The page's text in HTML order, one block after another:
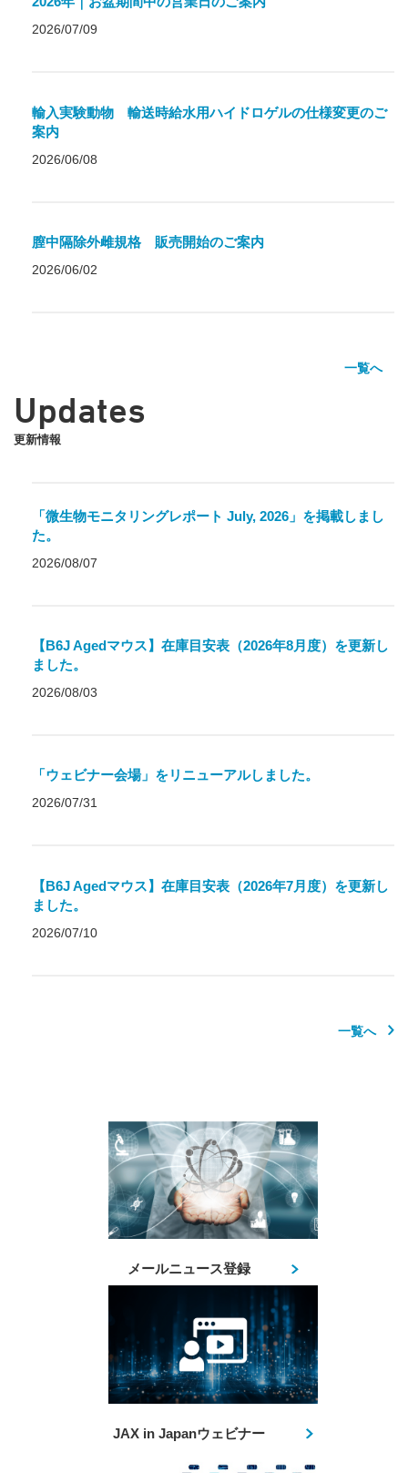
2026/07/09
輸入実験動物 輸送時給水用ハイドロゲルの仕様変更のご
案内
2026/06/08
膣中隔除外雌規格 販売開始のご案内
2026/06/02
一覧へ
Updates
更新情報
「微生物モニタリングレポート July, 2026」を掲載しまし
た。
2026/08/07
【B6J Agedマウス】在庫目安表（2026年8月度）を更新し
ました。
2026/08/03
「ウェビナー会場」をリニューアルしました。
2026/07/31
【B6J Agedマウス】在庫目安表（2026年7月度）を更新し
ました。
2026/07/10
一覧へ
メールニュース登録
JAX in Japanウェビナー